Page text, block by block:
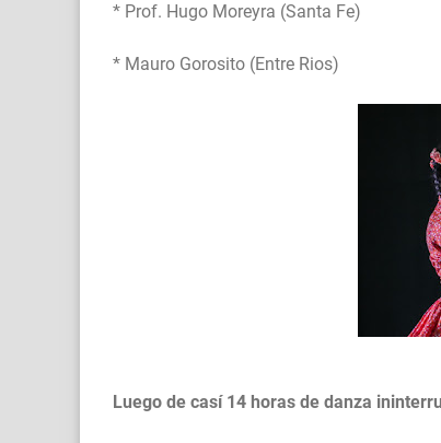
* Prof. Hugo Moreyra (Santa Fe)
* Mauro Gorosito (Entre Rios)
Luego de casí 14 horas de danza